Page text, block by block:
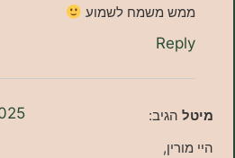
משמח לשמוע
01/03/2025 בשעה 19:22